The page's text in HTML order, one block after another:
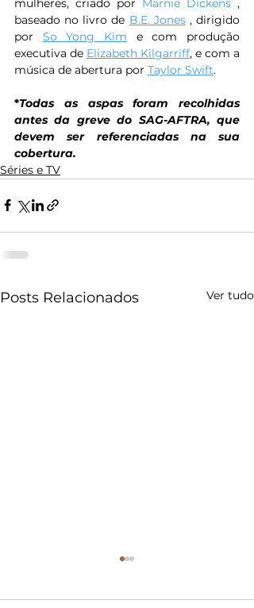
baseado no livro de B.E. Jones , dirigido
por So Yong Kim e com produção
executiva de Elizabeth Kilgarriff, e com a
música de abertura por Taylor Swift.
*Todas as aspas foram recolhidas
antes da greve do SAG-AFTRA, que
devem ser referenciadas na sua
cobertura.
Séries e TV
Posts Relacionados Ver tudo